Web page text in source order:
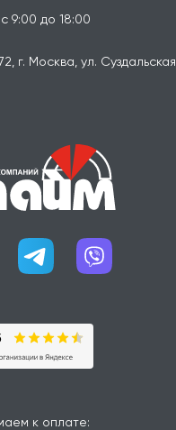
9:00 до 18:00
г. Москва, ул. Суздальская,
к оплате: